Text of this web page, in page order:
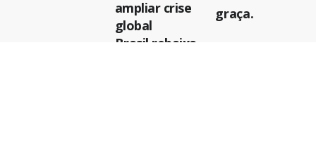
ampliar crise
global
Brasil rebaixa
graça.